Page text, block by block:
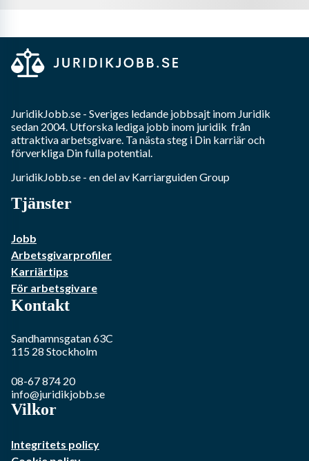
JuridikJobb.se - Sveriges ledande jobbsajt inom Juridik
sedan 2004. Utforska lediga jobb inom juridik från
attraktiva arbetsgivare. Ta nästa steg i Din karriär och
förverkliga Din fulla potential.
JuridikJobb.se - en del av Karriarguiden Group
Tjänster
Jobb
Arbetsgivarprofiler
Karriärtips
För arbetsgivare
Kontakt
Sandhamnsgatan 63C
115 28 Stockholm
08-67 874 20
info@juridikjobb.se
Vilkor
Integritets policy